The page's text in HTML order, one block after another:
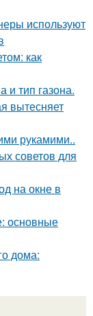
используют
как
и тип газона.
вытесняет
рукамими..
советов для
на окне в
основные
дома: